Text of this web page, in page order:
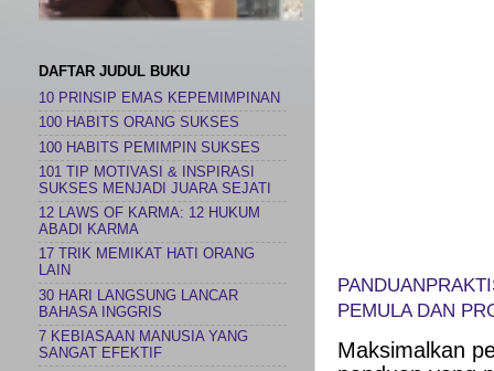
PEMULA DAN
Maksimalkan
DAFTAR JUDUL BUKU
10 PRINSIP EMAS KEPEMIMPINAN
100 HABITS ORANG SUKSES
100 HABITS PEMIMPIN SUKSES
101 TIP MOTIVASI & INSPIRASI
SUKSES MENJADI JUARA SEJATI
12 LAWS OF KARMA: 12 HUKUM
ABADI KARMA
17 TRIK MEMIKAT HATI ORANG
LAIN
30 HARI LANGSUNG LANCAR
BAHASA INGGRIS
7 KEBIASAAN MANUSIA YANG
SANGAT EFEKTIF